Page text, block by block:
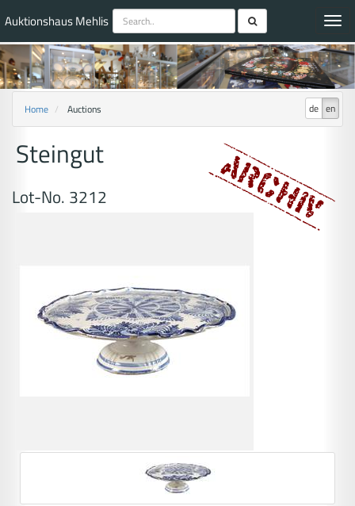
Auktionshaus Mehlis
de en
Home Auctions
Steingut
Lot-No. 3212